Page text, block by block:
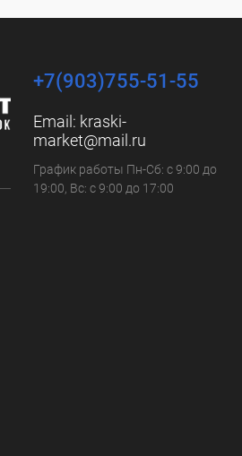
+7(903)755-51-55
Email: kraski-
market@mail.ru
График работы Пн-Сб: с 9:00 до
19:00, Вс: с 9:00 до 17:00